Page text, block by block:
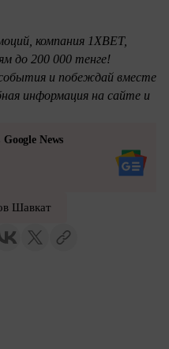
компания 1XBET,
до 200 000 тенге!
и побеждай вместе
информация на сайте и
News
Шавкат